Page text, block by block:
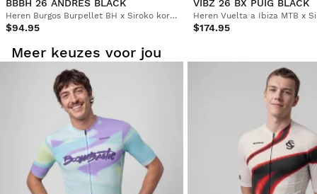
BBBH 26 ANDRES BLACK
Heren Burgos Burpellet BH x Siroko korte fietsbroek
$94.95
VIBZ 26 BX PUIG BLACK
$174.95
Meer keuzes voor jou